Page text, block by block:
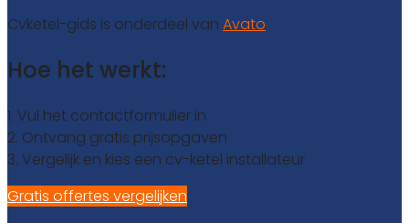
Cvketel-gids is onderdeel van Avato
Hoe het werkt:
1. Vul het contactformulier in
2. Ontvang gratis prijsopgaven
3. Vergelijk en kies een cv-ketel installateur
Gratis offertes vergelijken